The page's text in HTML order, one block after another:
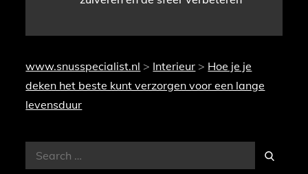
www.snusspecialist.nl > Interieur > Hoe je je
deken het beste kunt verzorgen voor een lange
levensduur
Search
for:
Search